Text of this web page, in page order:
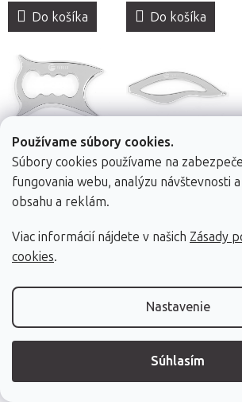
Používame súbory cookies.
Súbory cookies používame na
fungovania webu, analýzu návštevnosti
obsahu a reklám.
Viac informácií nájdete v našich Zásady
cookies.
Nastavenie
Súhlasím
Do košíka
Do košíka
Fascia nôž
Fabulo Boxer
0,4 x 10 x 13 cm
32,90 €
24h)
Fascia nôž
Fabulo Fish
29,90 €
Skladom (dod. do
24h)
Do košíka